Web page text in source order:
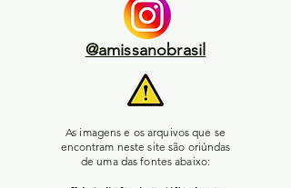
@amissanobrasil
As imagens e os arquivos que se
encontram neste site são oriúndas
de uma das fontes abaixo: